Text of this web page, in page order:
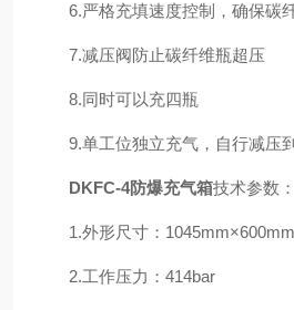
6.严格充填速度控制，确保碳
7.减压阀防止碳纤维瓶超压
8.同时可以充四瓶
9.单工位独立充气，自行减压
DKFC-4防爆充气箱技术参数：
1.外形尺寸：
2.工作压力：414bar